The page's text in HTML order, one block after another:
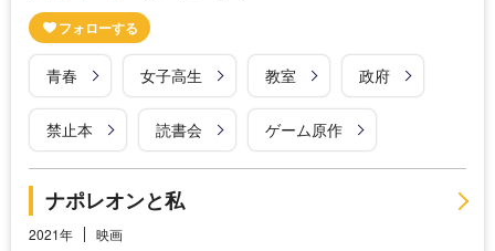
青春 女子高生 教室 政府
禁止本 読書会 ゲーム原作
ナポレオンと私
2021年
映画